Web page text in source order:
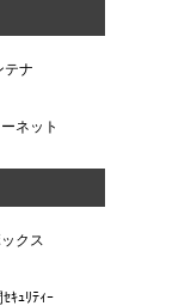
テナ
ネット
クス
ｷｭﾘﾃｨｰ